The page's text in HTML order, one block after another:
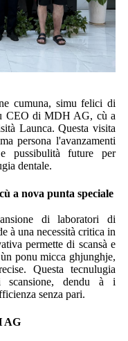
cumuna, simu felici di
CEO di MDH AG, cù a
Launca. Questa visita
persona l'avanzamenti
pussibulità future per
dentale.
a nova punta speciale
di laboratori di
à una necessità critica in
permette di scansà e
ponu micca ghjunghje,
Questa tecnulugia
scansione, dendu à i
senza pari.
AG